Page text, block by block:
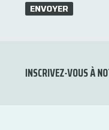
ENVOYER
INSCRIVEZ-VOUS À